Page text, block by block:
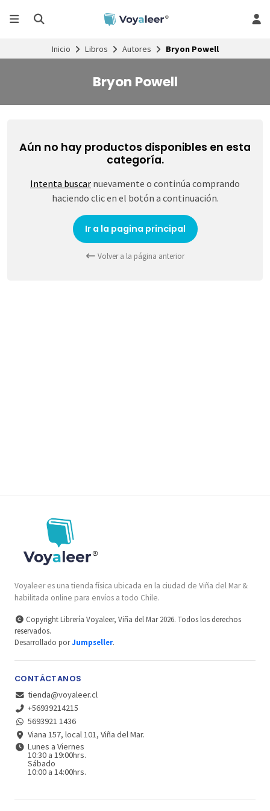
Inicio Libros Autores Bryon Powell
Bryon Powell
Aún no hay productos disponibles en esta
categoría.
Intenta buscar nuevamente o continúa comprando
haciendo clic en el botón a continuación.
Ir a la pagina principal
Volver a la página anterior
Voyaleer es una tienda física ubicada en la ciudad de Viña del Mar &
habilitada online para envíos a todo Chile.
Copyright Librería Voyaleer, Viña del Mar 2026. Todos los derechos
reservados.
Desarrollado porJumpseller.
CONTÁCTANOS
tienda@voyaleer.cl
+56939214215
5693921 1436
Viana 157, local 101, Viña del Mar.
Lunes a Viernes
10:30 a 19:00hrs.
Sábado
10:00 a 14:00hrs.